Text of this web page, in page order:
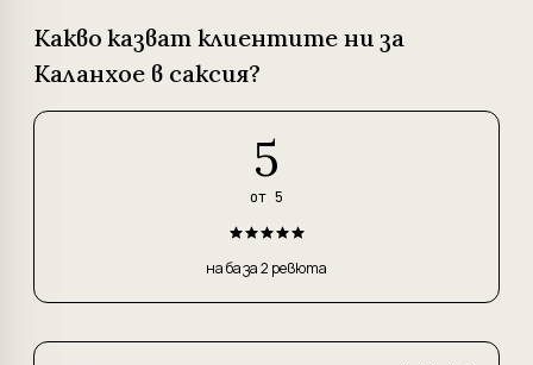
Какво казват клиентите ни за
Каланхое в саксия?
5
от 5
на база 2 ревюта